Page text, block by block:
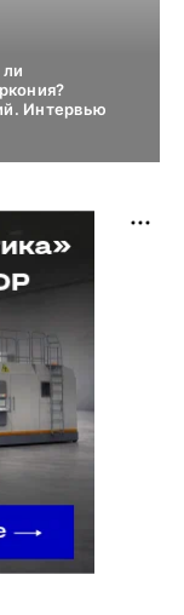
Интервью